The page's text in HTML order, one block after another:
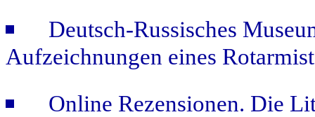
Deutsch-Russisches
Aufzeichnungen eines
Online Rezensionen. Die